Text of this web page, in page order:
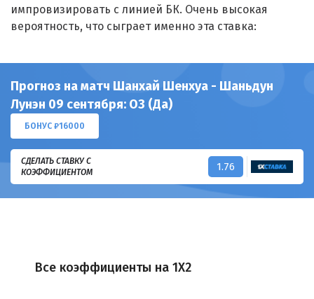
импровизировать с линией БК. Очень высокая
вероятность, что сыграет именно эта ставка:
Прогноз на матч Шанхай Шенхуа - Шаньдун
Лунэн 09 сентября: ОЗ (Да)
БОНУС ₽16000
СДЕЛАТЬ СТАВКУ С
КОЭФФИЦИЕНТОМ
1.76
Все коэффициенты на 1X2